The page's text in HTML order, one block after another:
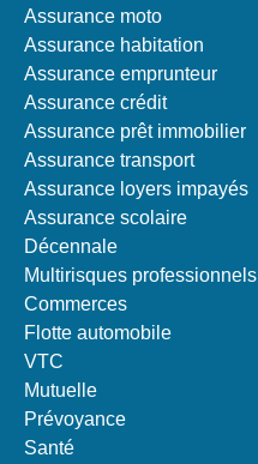
Assurance moto
Assurance habitation
Assurance emprunteur
Assurance crédit
Assurance prêt immobilier
Assurance transport
Assurance loyers impayés
Assurance scolaire
Décennale
Multirisques professionnels
Commerces
Flotte automobile
VTC
Mutuelle
Prévoyance
Santé